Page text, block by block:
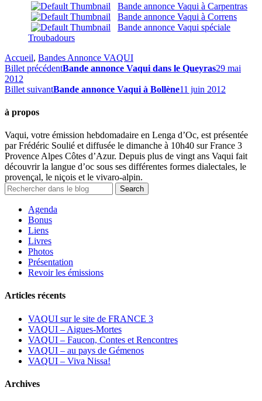
Bande annonce Vaqui à Carpentras
Bande annonce Vaqui à Correns
Bande annonce Vaqui spéciale
Troubadours
Accueil, Bandes Annonce VAQUI
Billet précédentBande annonce Vaqui dans le Queyras29 mai
2012
Billet suivantBande annonce Vaqui à Bollène11 juin 2012
à propos
Vaqui, votre émission hebdomadaire en Lenga d’Oc, est présentée
par Frédéric Soulié et diffusée le dimanche à 10h40 sur France 3
Provence Alpes Côtes d’Azur. Depuis plus de vingt ans Vaqui fait
découvrir la langue d’oc sous ses différentes formes dialectales, le
provençal, le niçois et le vivaro-alpin.
Agenda
Bonus
Liens
Livres
Photos
Présentation
Revoir les émissions
Articles récents
VAQUI sur le site de FRANCE 3
VAQUI – Aigues-Mortes
VAQUI – Faucon, Contes et Rencontres
VAQUI – au pays de Gémenos
VAQUI – Viva Nissa!
Archives